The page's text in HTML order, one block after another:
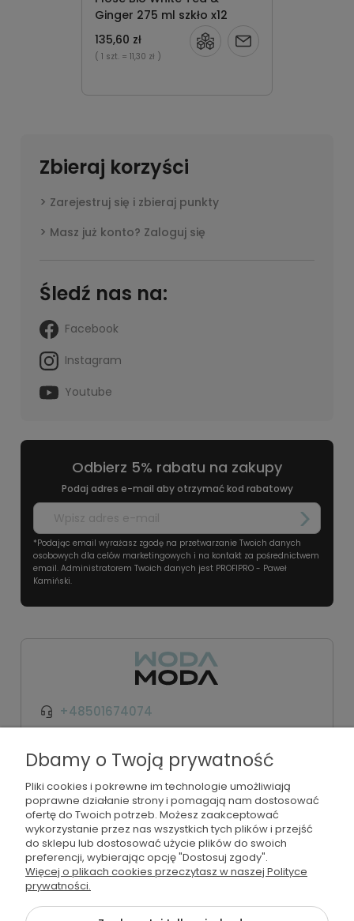
Ginger 275 ml szkło x12
135,60 zł
( 1 szt. = 11,30 zł )
Powiadom
Zbieraj korzyści
Zarejestruj się i zbieraj punkty
Masz już konto? Zaloguj się
Śledź nas na:
Facebook
Instagram
Youtube
Odbierz 5% rabatu na zakupy
Podaj adres e-mail aby otrzymać kod rabatowy
*Podając email wyrażasz zgodę na przetwarzanie Twoich danych
osobowych dla celów marketingowych i na kontakt za pośrednictwem
email. Administratorem Twoich danych jest PROFIPRO - Paweł
Kamiński.
+48501674074
Moje konto
Regulamin i polityka
Płatności i dostawa
Dbamy o Twoją prywatność
Pliki cookies i pokrewne im technologie umożliwiają
poprawne działanie strony i pomagają nam dostosować
ofertę do Twoich potrzeb. Możesz zaakceptować
wykorzystanie przez nas wszystkich tych plików i przejść
do sklepu lub dostosować użycie plików do swoich
preferencji, wybierając opcję "Dostosuj zgody".
Więcej o plikach cookies przeczytasz w naszej Polityce
prywatności.